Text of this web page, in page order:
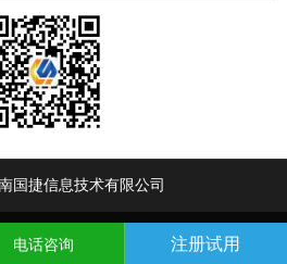
国捷信息技术有限公司
电话咨询 注册试用